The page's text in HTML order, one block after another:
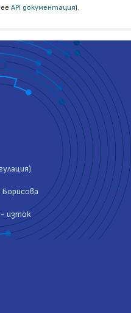
API документация).
- изток